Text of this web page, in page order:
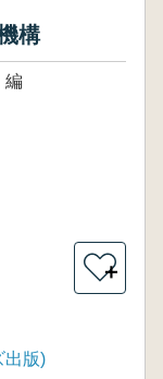
構
＋
出版)